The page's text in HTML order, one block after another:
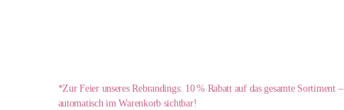
*Zur Feier unseres Rebrandings: 10 % Rabatt auf das gesamte Sortiment –
automatisch im Warenkorb sichtbar!